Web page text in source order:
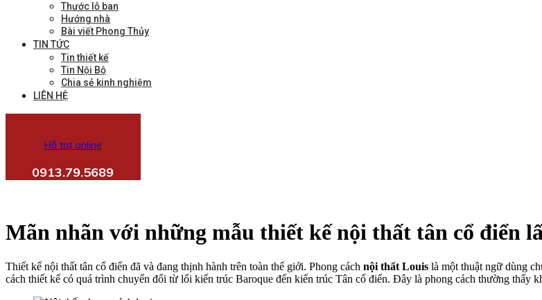
Thước lỗ ban
Hướng nhà
Bài viết Phong Thủy
TIN TỨC
Tin thiết kế
Tin Nội Bộ
Chia sẻ kinh nghiệm
LIÊN HỆ
Hỗ trợ online
0913.79.5689
Mãn nhãn với những mẫu thiết kế nội thất tân cổ điển
Thiết kế nội thất tân cổ điển đã và đang thịnh hành trên toàn thế giới. Phong cách nội thất Louis là một thuật ngữ dùng
cách thiết kế có quá trình chuyển đổi từ lối kiến trúc Baroque đến kiến trúc Tân cổ điển. Đây là phong cách thường thấy